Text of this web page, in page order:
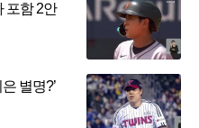
포함 2안
별명?’